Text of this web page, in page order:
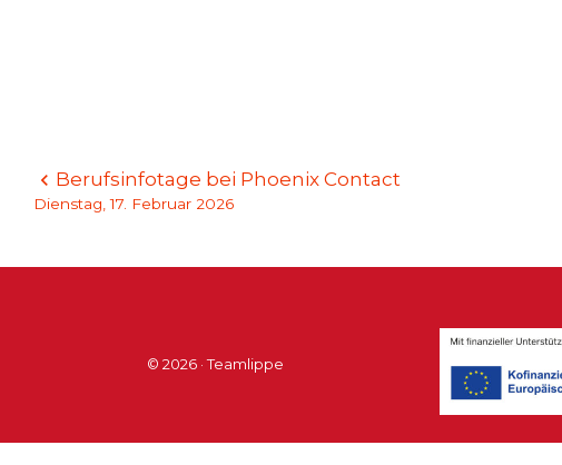
Beitragsnavigation
Berufsinfotage bei Phoenix Contact
Dienstag, 17. Februar 2026
© 2026 · Teamlippe